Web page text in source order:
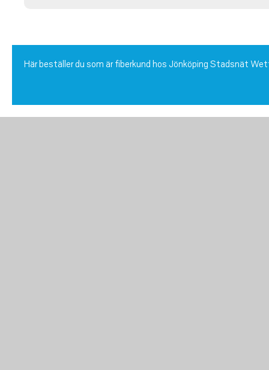
Här beställer du som är fiberkund hos Jönköping Stadsnät